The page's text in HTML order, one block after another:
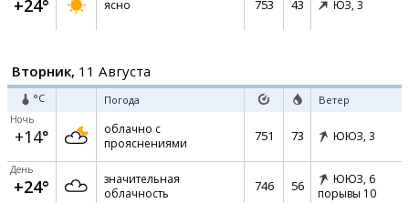
+24° ясно 753 43 ЮЗ, 3
Вторник, 11 Августа
°C Погода Ветер
Ночь
+14°
облачно с
прояснениями
751 73 ЮЮЗ, 3
День
+24°
значительная
облачность
746 56 ЮЮЗ, 6
порывы 10